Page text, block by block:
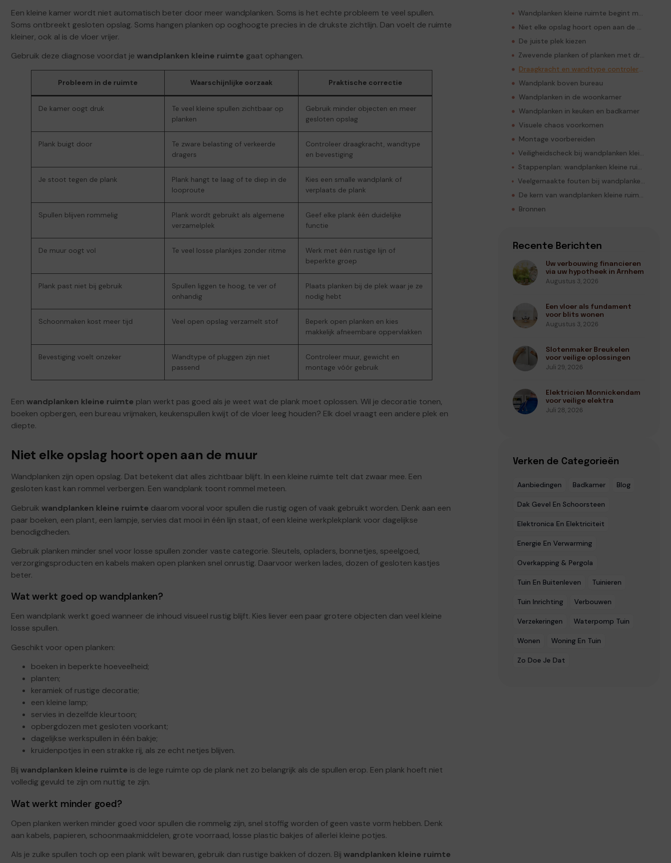
Een kleine kamer wordt niet automatisch beter door meer wandplanken. Soms is het echte probleem te veel spullen.
Soms ontbreekt gesloten opslag. Soms hangen planken op ooghoogte precies in de drukste zichtlijn. Dan voelt de ruimte
kleiner, ook al is de vloer vrijer.
Gebruik deze diagnose voordat je wandplanken kleine ruimte gaat ophangen.
Probleem in de ruimte Waarschijnlijke oorzaak Praktische correctie
De kamer oogt druk
Te veel kleine spullen zichtbaar op
planken
Gebruik minder objecten en meer
gesloten opslag
Plank buigt door
Te zware belasting of verkeerde
dragers
Controleer draagkracht, wandtype
en bevestiging
Je stoot tegen de plank
Plank hangt te laag of te diep in de
looproute
Kies een smalle wandplank of
verplaats de plank
Spullen blijven rommelig
Plank wordt gebruikt als algemene
verzamelplek
Geef elke plank één duidelijke
functie
De muur oogt vol Te veel losse plankjes zonder ritme
Werk met één rustige lijn of
beperkte groep
Plank past niet bij gebruik
Spullen liggen te hoog, te ver of
onhandig
Plaats planken bij de plek waar je ze
nodig hebt
Schoonmaken kost meer tijd Veel open opslag verzamelt stof
Beperk open planken en kies
makkelijk afneembare oppervlakken
Bevestiging voelt onzeker
Wandtype of pluggen zijn niet
passend
Controleer muur, gewicht en
montage vóór gebruik
Een wandplanken kleine ruimte plan werkt pas goed als je weet wat de plank moet oplossen. Wil je decoratie tonen,
boeken opbergen, een bureau vrijmaken, keukenspullen kwijt of de vloer leeg houden? Elk doel vraagt een andere plek en
diepte.
Niet elke opslag hoort open aan de muur
Wandplanken zijn open opslag. Dat betekent dat alles zichtbaar blijft. In een kleine ruimte telt dat zwaar mee. Een
gesloten kast kan rommel verbergen. Een wandplank toont rommel meteen.
Gebruik wandplanken kleine ruimte daarom vooral voor spullen die rustig ogen of vaak gebruikt worden. Denk aan een
paar boeken, een plant, een lampje, servies dat mooi in één lijn staat, of een kleine werkplekplank voor dagelijkse
benodigdheden.
Gebruik planken minder snel voor losse spullen zonder vaste categorie. Sleutels, opladers, bonnetjes, speelgoed,
verzorgingsproducten en kabels maken open planken snel onrustig. Daarvoor werken lades, dozen of gesloten kastjes
beter.
Wat werkt goed op wandplanken?
Een wandplank werkt goed wanneer de inhoud visueel rustig blijft. Kies liever een paar grotere objecten dan veel kleine
losse spullen.
Geschikt voor open planken:
boeken in beperkte hoeveelheid;
planten;
keramiek of rustige decoratie;
een kleine lamp;
servies in dezelfde kleurtoon;
opbergdozen met gesloten voorkant;
dagelijkse werkspullen in één bakje;
kruidenpotjes in een strakke rij, als ze echt netjes blijven.
Bij wandplanken kleine ruimte is de lege ruimte op de plank net zo belangrijk als de spullen erop. Een plank hoeft niet
volledig gevuld te zijn om nuttig te zijn.
Wat werkt minder goed?
Open planken werken minder goed voor spullen die rommelig zijn, snel stoffig worden of geen vaste vorm hebben. Denk
aan kabels, papieren, schoonmaakmiddelen, grote voorraad, losse plastic bakjes of allerlei kleine potjes.
Als je zulke spullen toch op een plank wilt bewaren, gebruik dan rustige bakken of dozen. Bij wandplanken kleine ruimte
Wandplanken kleine ruimte begint met diagnose
Niet elke opslag hoort open aan de muur
De juiste plek kiezen
Zwevende planken of planken met dragers?
Draagkracht en wandtype controleren
Wandplank boven bureau
Wandplanken in de woonkamer
Wandplanken in keuken en badkamer
Visuele chaos voorkomen
Montage voorbereiden
Veiligheidscheck bij wandplanken kleine ruimte
Stappenplan: wandplanken kleine ruimte toepassen
Veelgemaakte fouten bij wandplanken kleine ruimte
De kern van wandplanken kleine ruimte
Bronnen
Recente Berichten
Uw verbouwing financieren
via uw hypotheek in Arnhem
Augustus 3, 2026
Een vloer als fundament
voor blits wonen
Augustus 3, 2026
Slotenmaker Breukelen
voor veilige oplossingen
Juli 29, 2026
Elektricien Monnickendam
voor veilige elektra
Juli 28, 2026
Verken de Categorieën
Aanbiedingen Badkamer Blog
Dak Gevel En Schoorsteen
Elektronica En Elektriciteit
Energie En Verwarming
Overkapping & Pergola
Tuin En Buitenleven Tuinieren
Tuin Inrichting Verbouwen
Verzekeringen Waterpomp Tuin
Wonen Woning En Tuin
Zo Doe Je Dat